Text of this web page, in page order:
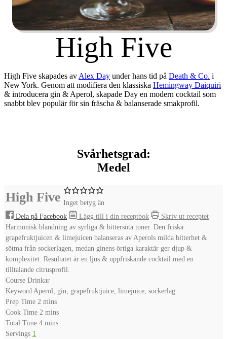
High Five
High Five skapades av Alex Day under hans tid på Death & Co. i
New York. Genom att modifiera den klassiska Hemingway Daiquiri
& introducera gin & Aperol, skapade Day en modern cocktail som
snabbt blev populär för sin fräscha & balanserade smakprofil.
Svårhetsgrad:
Medel
High Five Inget betyg än
Dela på Facebook
Lägg till i din receptbok
Skriv ut receptet
Harmonisk blandning av syrliga & bittersöta toner. Den friska
grapefruktjuicen & limejuicen balanseras av Aperols milda bitterhet &
sötma från sockerlagen, medan ginens örtiga karaktär ger djup &
komplexitet. Resultatet är en ljus & uppfriskande cocktail med en
tilltalande citrusprofil.
Course Drinkar
Keyword Aperol, gin, grapefruktjuice, limejuice, sockerlag
Prep Time 2 minutes
mins
Cook Time 2 minutes
mins
Total Time 4minutes
mins
Servings 1